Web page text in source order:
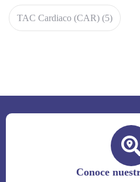
TAC Cardiaco (CAR) (5)
Conoce